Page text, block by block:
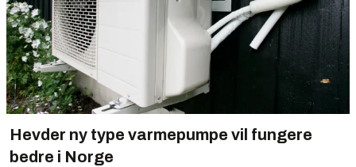
Hevder ny type varmepumpe vil fungere
bedre i Norge